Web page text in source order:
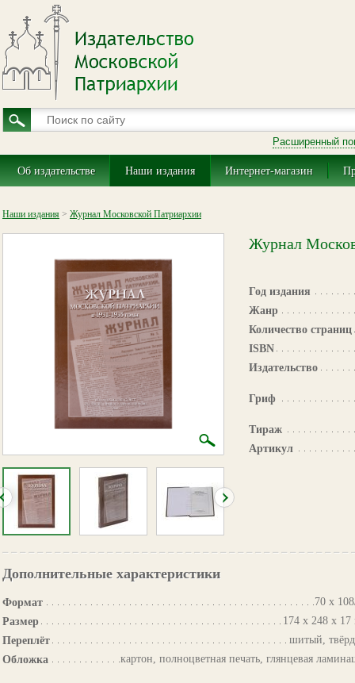
Расширенный
Об издательстве Наши издания Интернет-магазин
Наши издания > Журнал Московской Патриархии
Журнал
Год издания
Жанр
Количество страниц
ISBN
Издательство
Гриф
Тираж
Артикул
Дополнительные характеристики
Формат
70 х
Размер
174 х 248 х
Переплёт
шитый,
Обложка
картон, полноцветная печать, глянцевая